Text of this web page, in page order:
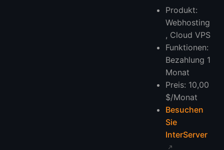
Produkt:
Webhosting
, Cloud VPS
Funktionen:
Bezahlung 1
Monat
Preis: 10,00
$/Monat
Besuchen
Sie
InterServer